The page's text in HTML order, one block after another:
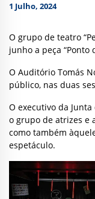
1 Julho, 2024
O grupo de teatro
junho a peça “Ponto
O Auditório Tomás
público, nas duas
O executivo da
o grupo de atrizes e
como também
espetáculo.